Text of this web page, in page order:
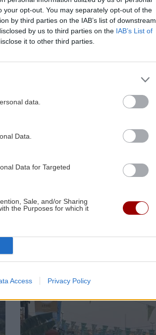
opt-out. You may separately opt-out of the
by third parties on the IAB’s list of downstream
by us to third parties on the IAB’s List of
it to other third parties.
data.
Data.
Data for Targeted
Sale, and/or Sharing
the Purposes for which it
Access Privacy Policy
11:09
θα
λόγο για
τι εννοούσε
10:44
μια νέα
– 500.000
κάθε χρόνο
από τον
στο νότο
GOSSIP - LIFESTYLE
Βερνίκου έπιασε
λαγοκέφαλο και
Image